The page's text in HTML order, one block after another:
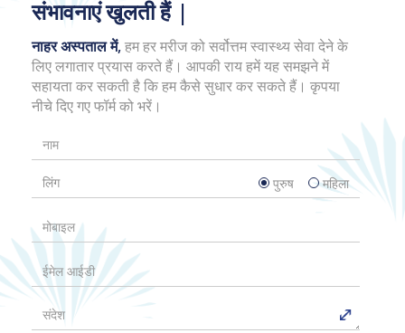
संभावनाएं खुलती हैं |
नाहर अस्पताल में,हम हर मरीज को सर्वोत्तम स्वास्थ्य सेवा देने के
लिए लगातार प्रयास करते हैं। आपकी राय हमें यह समझने में
सहायता कर सकती है कि हम कैसे सुधार कर सकते हैं। कृपया
नीचे दिए गए फॉर्म को भरें।
लिंग पुरुष महिला